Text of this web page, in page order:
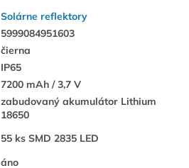
Solárne reflektory
5999084951603
čierna
IP65
7200 mAh / 3,7 V
zabudovaný akumulátor Lithium
18650
55 ks SMD 2835 LED
áno